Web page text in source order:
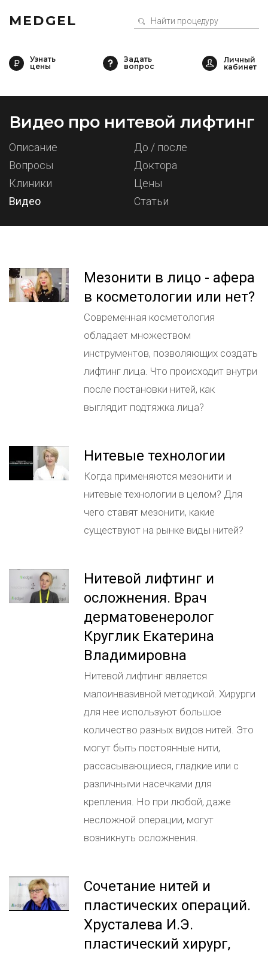
MEDGEL
Узнать
цены
Задать
вопрос
Видео про нитевой лифтинг
Описание
До / после
Вопросы
Доктора
Клиники
Цены
Видео
Статьи
Мезонити в лицо - афера
в косметологии или нет?
Современная косметология
обладает множеством
инструментов, позволяющих создать
лифтинг лица. Что происходит внутри
после постановки нитей, как
выглядит подтяжка лица?
Нитевые технологии
Когда применяются мезонити и
нитевые технологии в целом? Для
чего ставят мезонити, какие
существуют на рынке виды нитей?
Нитевой лифтинг и
осложнения. Врач
дерматовенеролог
Круглик Екатерина
Владимировна
Нитевой лифтинг является
малоинвазивной методикой. Хирурги
для нее используют большое
количество разных видов нитей. Это
могут быть постоянные нити,
рассасывающиеся, гладкие или с
различными насечками для
крепления. Но при любой, даже
несложной операции, могут
возникнуть осложнения.
Сочетание нитей и
пластических операций.
Хрусталева И.Э.
пластический хирург,